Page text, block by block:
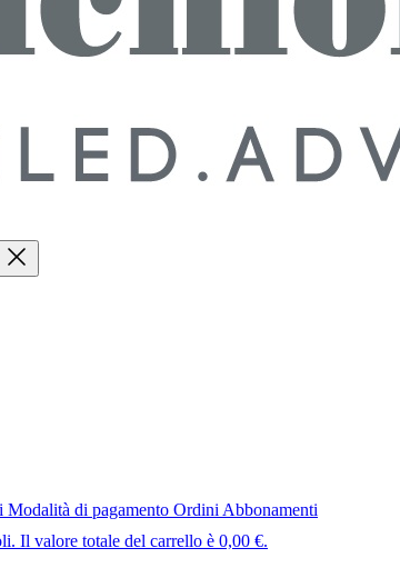
Modalità di pagamento Ordini Abbonamenti
Il valore totale del carrello è 0,00 €.